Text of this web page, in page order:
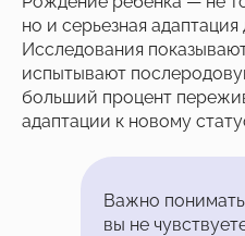
но и серьезная
Исследования
испытывают
больший процент
адаптации к новому
Важно
вы не